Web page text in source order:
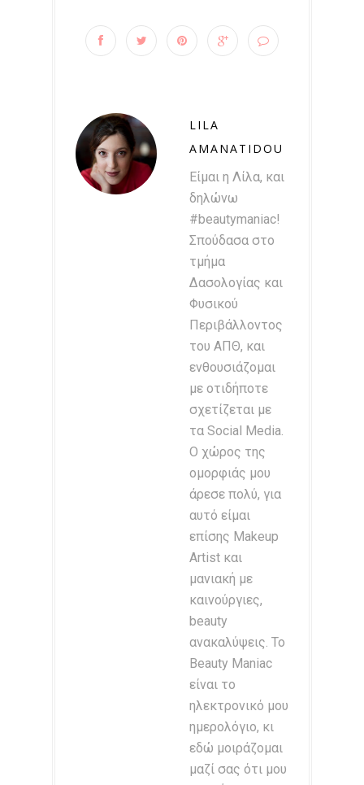
LILA
AMANATIDOU
Είμαι η Λίλα, και
δηλώνω
#beautymaniac!
Σπούδασα στο
τμήμα
Δασολογίας και
Φυσικού
Περιβάλλοντος
του ΑΠΘ, και
ενθουσιάζομαι
με οτιδήποτε
σχετίζεται με
τα Social Media.
Ο χώρος της
ομορφιάς μου
άρεσε πολύ, για
αυτό είμαι
επίσης Makeup
Artist και
μανιακή με
καινούργιες,
beauty
ανακαλύψεις. Το
Beauty Maniac
είναι το
ηλεκτρονικό μου
ημερολόγιο, κι
εδώ μοιράζομαι
μαζί σας ότι μου